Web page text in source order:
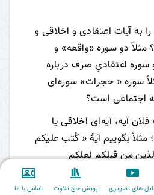
به آیات اعتقادی و اخلاقی و
مثلاً دو سوره «واقعه» و
اعتقادیِ صرف درباره
سوره « حجرات» سوره‌ای
اجتماعی است؟
آیه، آیه‌ای اخلاقی یا
بگوییم آیۀ « کُتب علیکم
من قبلکم لعلکم
عن المحیض قل هو أذیً
[17] و همچنین آیاتهای تصویری پویش حق تلاوت تماس با ما